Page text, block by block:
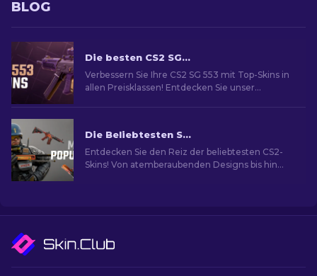
BLOG
Die besten CS2 SG 553 Skins [2026]
Verbessern Sie Ihre CS2 SG 553 mit Top-Skins in
allen Preisklassen! Entdecken Sie unser
Die Beliebtesten Skins in CS2
Entdecken Sie den Reiz der beliebtesten CS2-
Skins! Von atemberaubenden Designs bis hin